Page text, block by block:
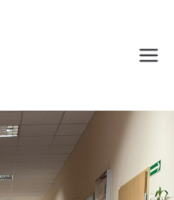
Nr 1 w